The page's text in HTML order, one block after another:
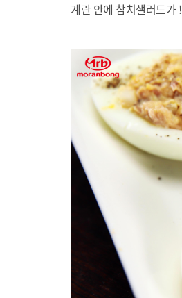
계란 안에 참치샐러드가 !